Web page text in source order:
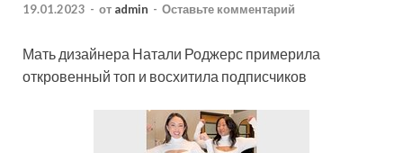
19.01.2023 - от admin - Оставьте комментарий
Мать дизайнера Натали Роджерс примерила
откровенный топ и восхитила подписчиков